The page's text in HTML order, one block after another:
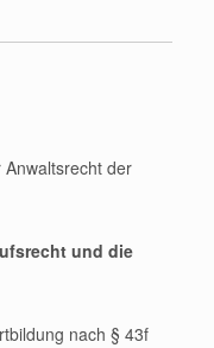
der
und die
nach § 43f